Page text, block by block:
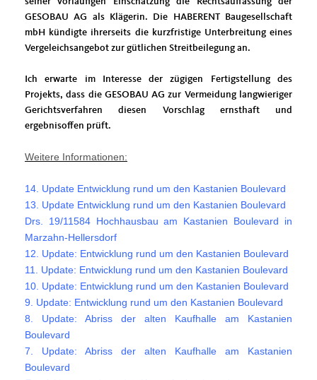
GESOBAU AG als Klägerin. Die HABERENT Baugesellschaft
mbH kündigte ihrerseits die kurzfristige Unterbreitung eines
Vergeleichsangebot zur gütlichen Streitbeilegung an.
Ich erwarte im Interesse der zügigen Fertigstellung des
Projekts, dass die GESOBAU AG zur Vermeidung langwieriger
Gerichtsverfahren diesen Vorschlag ernsthaft und
ergebnisoffen prüft.
Weitere Informationen:
14. Update Entwicklung rund um den Kastanien Boulevard
13. Update Entwicklung rund um den Kastanien Boulevard
Drs. 19/11584 Hochhausbau am Kastanien Boulevard in
Marzahn-Hellersdorf
12. Update: Entwicklung rund um den Kastanien Boulevard
11. Update: Entwicklung rund um den Kastanien Boulevard
10. Update: Entwicklung rund um den Kastanien Boulevard
9. Update: Entwicklung rund um den Kastanien Boulevard
8. Update: Abriss der alten Kaufhalle am Kastanien
Boulevard
7. Update: Abriss der alten Kaufhalle am Kastanien
Boulevard